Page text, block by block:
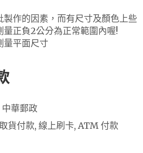
製作的因素，而有尺寸及顏色上些
量正負2公分為正常範圍內喔!
量平面尺寸
中華郵政
貨付款, 線上刷卡, ATM 付款